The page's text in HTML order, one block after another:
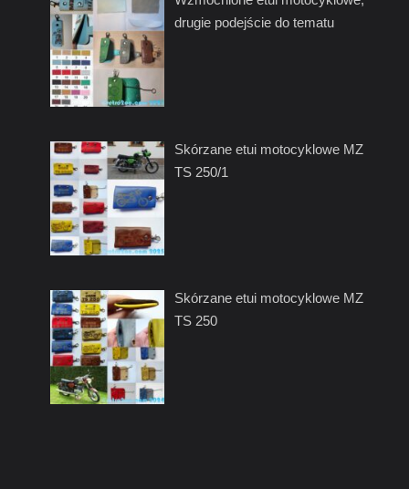
drugie podejście do tematu
Skórzane etui motocyklowe MZ
TS 250/1
Skórzane etui motocyklowe MZ
TS 250